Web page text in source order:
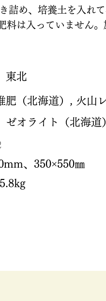
詰め、培養土を入れ
料は入っていません
東北
肥（北海道）, 火山
ゼオライト（北海道
、350×550㎜